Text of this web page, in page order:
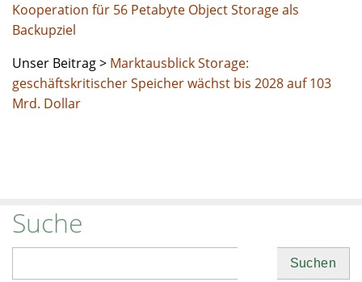
Kooperation für 56 Petabyte Object Storage als
Backupziel
Unser Beitrag > Marktausblick Storage:
geschäftskritischer Speicher wächst bis 2028 auf 103
Mrd. Dollar
Suche